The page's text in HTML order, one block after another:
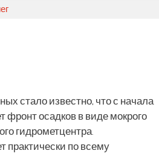
стало известно, что с начала
фронт осадков в виде мокрого
гидрометцентра.
практически по всему